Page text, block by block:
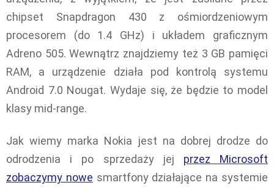
chipset Snapdragon 430 z ośmiordzeniowym
procesorem (do 1.4 GHz) i układem graficznym
Adreno 505. Wewnątrz znajdziemy też 3 GB pamięci
RAM, a urządzenie działa pod kontrolą systemu
Android 7.0 Nougat. Wydaje się, że będzie to model
klasy mid-range.
Jak wiemy marka Nokia jest na dobrej drodze do
odrodzenia i po sprzedaży jej przez Microsoft
zobaczymy nowe smartfony działające na systemie